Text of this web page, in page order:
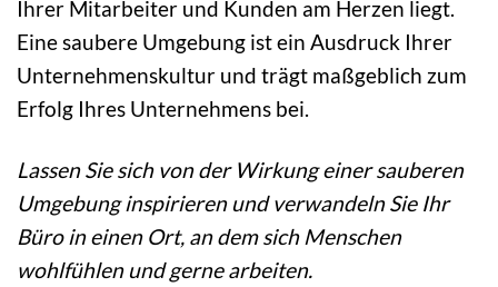
Ihrer Mitarbeiter und Kunden am Herzen liegt.
Eine saubere Umgebung ist ein Ausdruck Ihrer
Unternehmenskultur und trägt maßgeblich zum
Erfolg Ihres Unternehmens bei.
Lassen Sie sich von der Wirkung einer sauberen
Umgebung inspirieren und verwandeln Sie Ihr
Büro in einen Ort, an dem sich Menschen
wohlfühlen und gerne arbeiten.